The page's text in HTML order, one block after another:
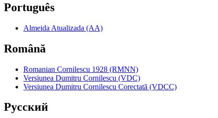
Português
Almeida Atualizada (AA)
Română
Romanian Cornilescu 1928 (RMNN)
Versiunea Dumitru Cornilescu (VDC)
Versiunea Dumitru Cornilescu Corectată (VDCC)
Pyccкий